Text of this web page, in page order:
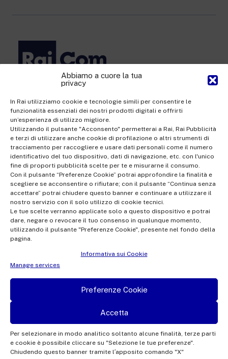
Abbiamo a cuore la tua
privacy
In Rai utilizziamo cookie e tecnologie simili per consentire le
funzionalità essenziali dei nostri prodotti digitali e offrirti
un’esperienza di utilizzo migliore.
Utilizzando il pulsante "Acconsento" permetterai a Rai, Rai Pubblicità
e terzi di utilizzare anche cookie di profilazione o altri strumenti di
tracciamento per raccogliere e usare dati personali come il numero
identificativo del tuo dispositivo, dati di navigazione, etc. con l'unico
fine di proporti pubblicità scelte per te e misurarne il consumo.
Con il pulsante “Preferenze Cookie” potrai approfondire la finalità e
scegliere se acconsentire o rifiutare; con il pulsante “Continua senza
accettare” potrai chiudere questo banner e continuare a utilizzare il
nostro servizio con il solo utilizzo di cookie tecnici.
Le tue scelte verranno applicate solo a questo dispositivo e potrai
dare, negare o revocare il tuo consenso in qualunque momento,
utilizzando il pulsante "Preferenze Cookie", presente nel fondo della
pagina.
Informativa sui Cookie
Manage services
Preferenze Cookie
Accetta
Per selezionare in modo analitico soltanto alcune finalità, terze parti
e cookie è possibile cliccare su "Selezione le tue preferenze".
Chiudendo questo banner tramite l′apposito comando "X"
Rai Com S.p.A. - Single-member company
Registered office Via Umberto Novaro, 18 00195 Rome
Share Capital €10,320,000.00 fully paid up | Data Protection
Officer: dporaicom@rai.it | Management and coordination: Rai -
Radiotelevisione italiana S.p.A.
Office of the Company Register of Rome | VAT no.
12865250158 | REA no. RM- 949207 | Rai Com 2022 - All rights
reserved | © Rai Com 2026 - Tutti i diritti riservati
Facebook
Privacy Policy
This site is protected by reCAPTCHA and the GooglePrivacy PolicyandTerms of